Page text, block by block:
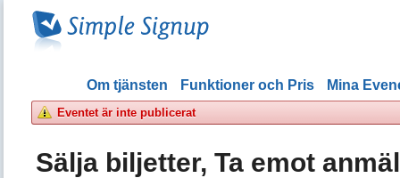
Om tjänsten Funktioner och Pris Mina
Eventet är inte publicerat
Sälja biljetter, Ta emot